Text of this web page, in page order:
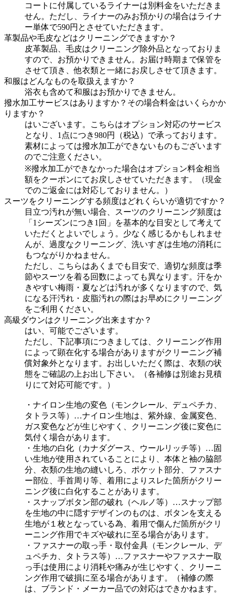
コートに付属しているライナーは別料金をいただきま
せん。ただし、ライナーのみお預かりの場合はライナ
ー単体で590円とさせていただきます。
革製品や毛皮などはクリーニングできますか？
皮革製品、毛皮はクリーニング除外品となっておりま
すので、お預かりできません。お届け時期まで保管を
させて頂き、他衣類と一緒にお戻しさせて頂きます。
和服はどんなものを取扱えますか？
浴衣も含めて和服はお預かりできません。
撥水加工サービスはありますか？その場合料金はいくらかか
りますか？
はいございます。こちらはオプション対応のサービス
となり、1点につき980円（税込）で承っております。
素材によっては撥水加工ができないものもございます
のでご注意ください。
※撥水加工ができなかった場合はオプション料金相当
額をクーポンにてお戻しさせていただきます。（現金
でのご返金には対応しておりません。）
スーツをクリーニングする頻度はどれくらいが適切ですか？
目立つ汚れが無い場合、スーツのクリーニング頻度は
「1シーズンにつき1回」を基本的な目安として考えて
いただくとよいでしょう。少なく感じるかもしれませ
んが、過度なクリーニング、洗いすぎは生地の消耗に
もつながりかねません。
ただし、こちらはあくまでも目安で、適切な頻度は季
節やスーツを着る回数によっても異なります。汗をか
きやすい梅雨・夏などは汚れが多くなりますので、気
になる汗汚れ・皮脂汚れの際はお早めにクリーニング
をご利用ください。
高級ダウンはクリーニング出来ますか？
はい、可能でございます。
ただし、下記事項につきましては、クリーニング作用
によって顕在化する場合がありますがクリーニング補
償対象外となります。お出しいただく際は、衣類の状
態をご確認の上お出し下さい。（各補修は別途お見積
りにて対応可能です。）
・ナイロン生地の変色（モンクレール、デュペチカ、
タトラス等）…ナイロン生地は、紫外線、金属変色、
ガス変色などが生じやすく、クリーニング後に変色に
気付く場合があります。
・生地の白化（カナダグース、ウールリッチ等）…固
い生地が使用されていることにより、本体と袖の脇部
分、衣類の生地の縫いしろ、ポケット部分、ファスナ
ー部位、手首周り等、着用によりスレた箇所がクリー
ニング後に白化することがあります。
・スナップボタン部の破れ（ヘルノ等）…スナップ部
を生地の中に隠すデザインのものは、ボタンを支える
生地が１枚となっている為、着用で傷んだ箇所がクリ
ーニング作用でキズや破れに至る場合があります。
・ファスナーの取っ手・取付金具（モンクレール、デ
ュペチカ、タトラス等）…ファスナーやファスナー取
っ手は使用により消耗や痛みが生じやすく、クリーニ
ング作用で破損に至る場合があります。（補修の際
は、ブランド・メーカー品での対応はできかねます。